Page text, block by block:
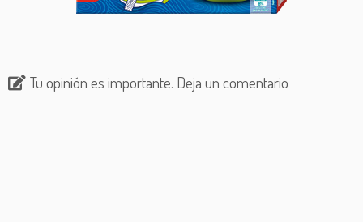
Tu opinión es importante. Deja un comentario